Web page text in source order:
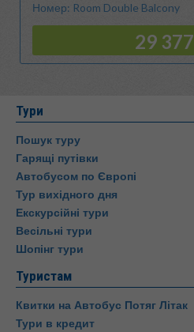
Номер: Room Double Balcony
29 377
Тури
Пошук туру
Гарящі путівки
Автобусом по Європі
Тур вихідного дня
Екскурсійні тури
Весільні тури
Шопінг тури
Туристам
Квитки на Автобус Потяг Літак
Тури в кредит